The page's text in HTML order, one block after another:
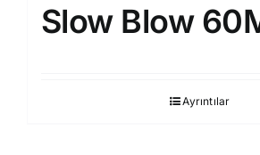
Slow Blow
Ayrıntılar